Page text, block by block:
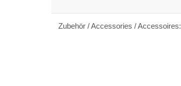
Zubehör / Accessories / Accessoires: